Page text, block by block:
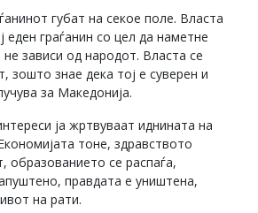
губат на секое поле. Власта
еден граѓанин со цел да наметне
зависи од народот. Власта се
зошто знае дека тој е суверен и
за Македонија.
ја жртвуваат иднината на
тоне, здравството
образованието се распаѓа,
правдата е уништена,
на рати.